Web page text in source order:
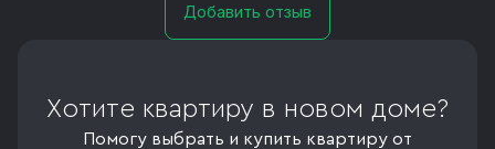
Добавить отзыв
Хотите квартиру в новом доме?
Помогу выбрать и купить квартиру от